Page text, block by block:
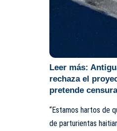
Leer más:
rechaza el
pretende
“Estamos hartos de
de parturientas